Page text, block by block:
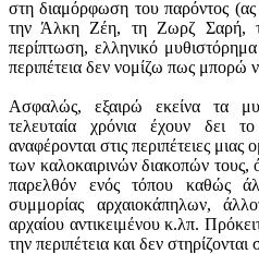
στη διαμόρφωση του παρόντος
την Άλκη Ζέη, τη Ζωρζ Σαρή,
περίπτωση, ελληνικό
περιπέτεια δεν νομίζω πως μπορώ
Ασφαλώς, εξαιρώ εκείνα τα
τελευταία χρόνια έχουν δει
αναφέρονται στις περιπέτειες
των καλοκαιρινών διακοπών τους,
παρελθόν ενός τόπου καθώς
συμμορίας αρχαιοκάπηλων,
αρχαίου αντικειμένου κ.λπ.
την περιπέτεια και δεν στηρίζονται